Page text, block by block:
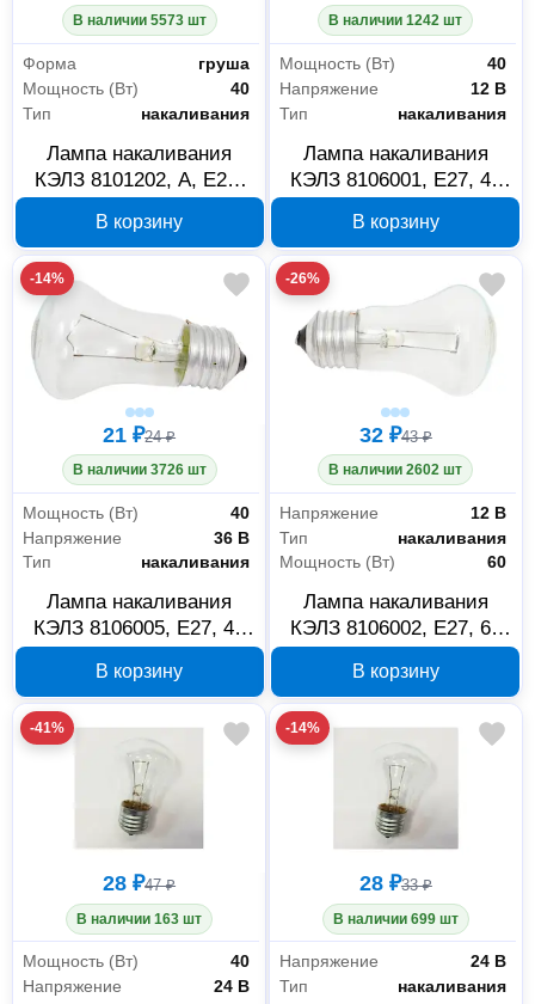
В наличии 5573 шт
Форма
груша
Мощность (Вт)
40
Тип
накаливания
Лампа накаливания
КЭЛЗ 8101202, A, E27,
В корзину
В наличии 1242 шт
Мощность (Вт)
40
Напряжение
12 В
Тип
накаливания
Лампа накаливания
КЭЛЗ 8106001, E27, 40
В корзину
-14%
21 ₽24 ₽
В наличии 3726 шт
Мощность (Вт)
40
Напряжение
36 В
Тип
накаливания
Лампа накаливания
КЭЛЗ 8106005, E27, 40
В корзину
-26%
32 ₽43 ₽
В наличии 2602 шт
Напряжение
12 В
Тип
накаливания
Мощность (Вт)
60
Лампа накаливания
КЭЛЗ 8106002, E27, 60
В корзину
-41%
28 ₽47 ₽
В наличии 163 шт
Мощность (Вт)
40
Напряжение
24 В
-14%
28 ₽33 ₽
В наличии 699 шт
Напряжение
24 В
Тип
накаливания